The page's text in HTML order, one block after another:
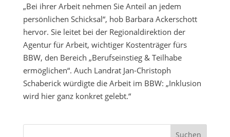
„Bei ihrer Arbeit nehmen Sie Anteil an jedem
persönlichen Schicksal“, hob Barbara Ackerschott
hervor. Sie leitet bei der Regionaldirektion der
Agentur für Arbeit, wichtiger Kostenträger fürs
BBW, den Bereich „Berufseinstieg & Teilhabe
ermöglichen“. Auch Landrat Jan-Christoph
Schaberick würdigte die Arbeit im BBW: „Inklusion
wird hier ganz konkret gelebt.“
Suchen